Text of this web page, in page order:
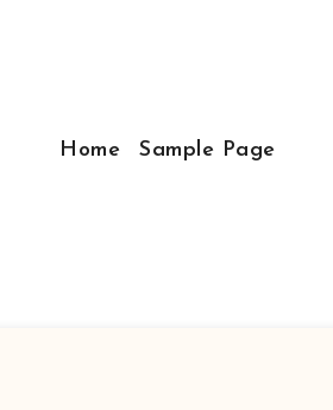
Home Sample Page